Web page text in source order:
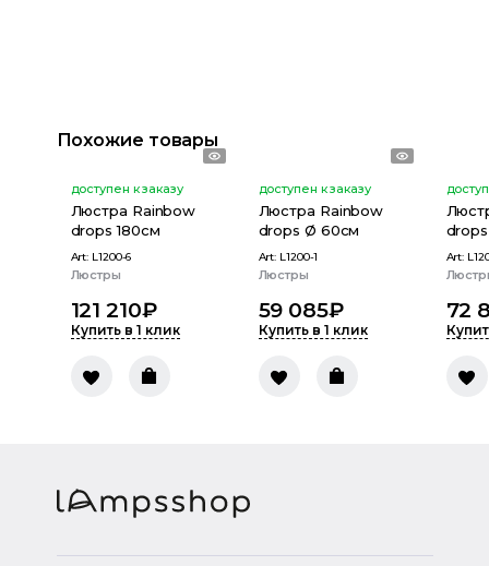
Похожие товары
доступен к заказу
Люстра Rainbow
drops 180см
Art: L1200-6
Люстры
121 210₽
Купить в 1 клик
доступен к заказу
Люстра Rainbow
drops Ø 60см
Art: L1200-1
Люстры
59 085₽
Купить в 1 клик
Art:
72